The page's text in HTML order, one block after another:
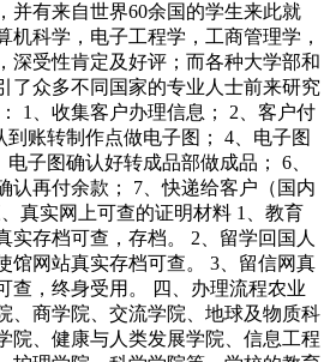
并有来自世界60余国的学生来此就
机科学，电子工程学，工商管理学，
深受性肯定及好评；而各种大学部和
了众多不同国家的专业人士前来研究
1、收集客户办理信息； 2、客户付
到账转制作点做电子图； 4、电子图
子图确认好转成品部做成品； 6、
认再付余款； 7、快递给客户（国内
真实网上可查的证明材料 1、教育
实存档可查，存档。 2、留学回国人
馆网站真实存档可查。 3、留信网真
查，终身受用。 四、办理流程农业
、商学院、交流学院、地球及物质科
院、健康与人类发展学院、信息工程